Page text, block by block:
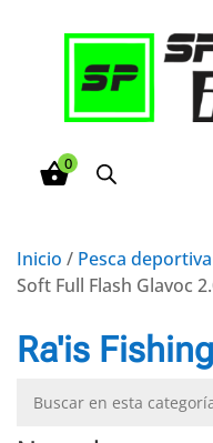
0
Inicio / Pesca deportiva
Soft Full Flash Glavoc
Ra'is